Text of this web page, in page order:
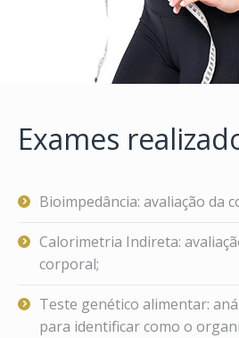
Exames
Bioimpedância: avaliação da
Calorimetria Indireta:
corporal;
Teste genético alimentar:
para identificar como o